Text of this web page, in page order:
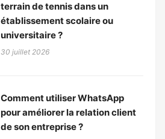
terrain de tennis dans un
établissement scolaire ou
universitaire ?
30 juillet 2026
Comment utiliser WhatsApp
pour améliorer la relation client
de son entreprise ?